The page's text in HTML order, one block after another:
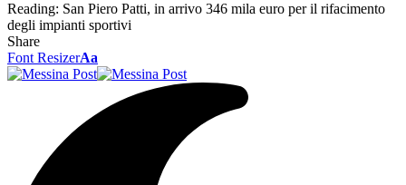
Reading: San Piero Patti, in arrivo 346 mila euro per il rifacimento
degli impianti sportivi
Share
Font ResizerAa